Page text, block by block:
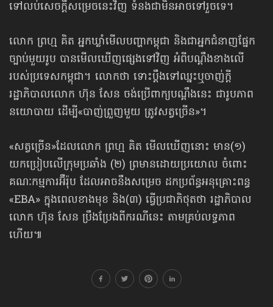
ទៅលប់សេចក្ដីសម្រេចនេះវិញ ទំនងជាមិនអាច​ទៅរួច​ទេ។
លោក ព្រហ្ម គិត អ្នកឃ្លាំមើលបញ្ហាកម្ពុជា និងជាអ្នកជំនាញផ្នែក
ច្បាប់មួយរូប បានមើលឃើញផ្សេងទៅវិញ អំពីបណ្ដឹងខាងលើ
របស់ប្រទេសកម្ពុជា។ លោកថា ទោះប្ដឹងទៅឈ្នះឬចាញ់ក្ដី
រដ្ឋាភិបាលលោក ហ៊ុន សែន ចង់ប្រើពាក្យបណ្ដឹងនេះ ជារូបភាព
នយោបាយ ដើម្បី«បាញ់ព្រួញមួយ ត្រូវសត្វច្រើន»។
«សត្វច្រើន»ដែលលោក ព្រហ្ម គិត មើលឃើញនោះ មាន(១)
យកប្រៀបលើក្រុមប្រឆាំង (២) ព្រមានដោយប្រយោល ចំពោះ
គណៈកម្មការអ៊ឺរ៉ុប ដែលអាចនឹងសម្រេច ដកប្រព័ន្ធអនុគ្រោះពន្ធ
«EBA» ក្នុងពេលខាងមុខ និង(៣) ធ្វើប្រជាភិថុតថា រដ្ឋាភិបាល
លោក ហ៊ុន សែន ប្រឹងប្រែងពីករណីនេះ តាមគ្រប់លទ្ធភាព
ហើយ៕